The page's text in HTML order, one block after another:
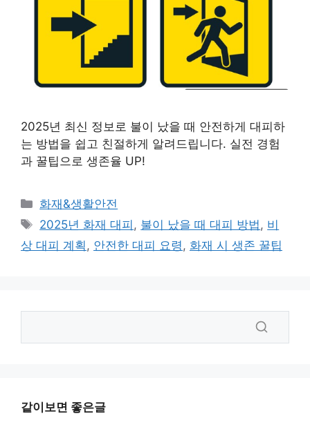
2025년 최신 정보로 불이 났을 때 안전하게 대피하
는 방법을 쉽고 친절하게 알려드립니다. 실전 경험
과 꿀팁으로 생존율 UP!
카
테
리
화재&생활안전
태
그
2025년 화재 대피 , 불이 났을 때 대피 방법 , 비
상 대피 계획 , 안전한 대피 요령 , 화재 시 생존 꿀팁
같이보면 좋은글